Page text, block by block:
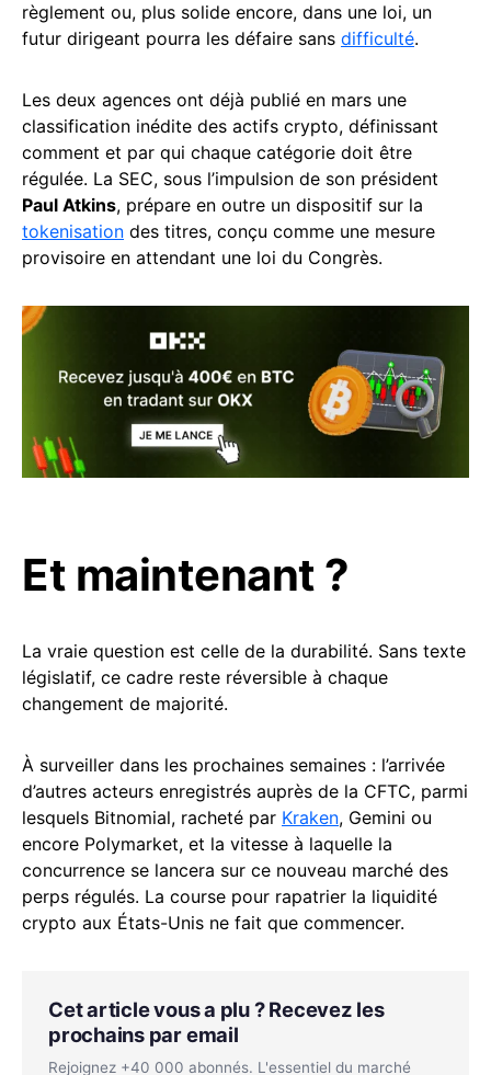
règlement ou, plus solide encore, dans une loi, un
futur dirigeant pourra les défaire sans difficulté.
Les deux agences ont déjà publié en mars une
classification inédite des actifs crypto, définissant
comment et par qui chaque catégorie doit être
régulée. La SEC, sous l’impulsion de son président
Paul Atkins, prépare en outre un dispositif sur la
tokenisation des titres, conçu comme une mesure
provisoire en attendant une loi du Congrès.
Et maintenant ?
La vraie question est celle de la durabilité. Sans texte
législatif, ce cadre reste réversible à chaque
changement de majorité.
À surveiller dans les prochaines semaines : l’arrivée
d’autres acteurs enregistrés auprès de la CFTC, parmi
lesquels Bitnomial, racheté par Kraken, Gemini ou
encore Polymarket, et la vitesse à laquelle la
concurrence se lancera sur ce nouveau marché des
perps régulés. La course pour rapatrier la liquidité
crypto aux États-Unis ne fait que commencer.
Cet article vous a plu ? Recevez les
prochains par email
Rejoignez +40 000 abonnés. L'essentiel du marché